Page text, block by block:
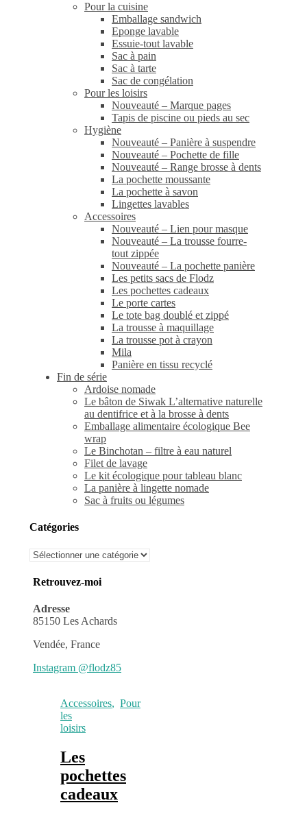
Pour la cuisine
Emballage sandwich
Eponge lavable
Essuie-tout lavable
Sac à pain
Sac à tarte
Sac de congélation
Pour les loisirs
Nouveauté – Marque pages
Tapis de piscine ou pieds au sec
Hygiène
Nouveauté – Panière à suspendre
Nouveauté – Pochette de fille
Nouveauté – Range brosse à dents
La pochette moussante
La pochette à savon
Lingettes lavables
Accessoires
Nouveauté – Lien pour masque
Nouveauté – La trousse fourre-
tout zippée
Nouveauté – La pochette panière
Les petits sacs de Flodz
Les pochettes cadeaux
Le porte cartes
Le tote bag doublé et zippé
La trousse à maquillage
La trousse pot à crayon
Mila
Panière en tissu recyclé
Fin de série
Ardoise nomade
Le bâton de Siwak L’alternative naturelle
au dentifrice et à la brosse à dents
Emballage alimentaire écologique Bee
wrap
Le Binchotan – filtre à eau naturel
Filet de lavage
Le kit écologique pour tableau blanc
La panière à lingette nomade
Sac à fruits ou légumes
Catégories
Catégories
Retrouvez-moi
Adresse
85150 Les Achards
Vendée, France
Instagram @flodz85
Accessoires, Pour
les
loisirs
Les
pochettes
cadeaux